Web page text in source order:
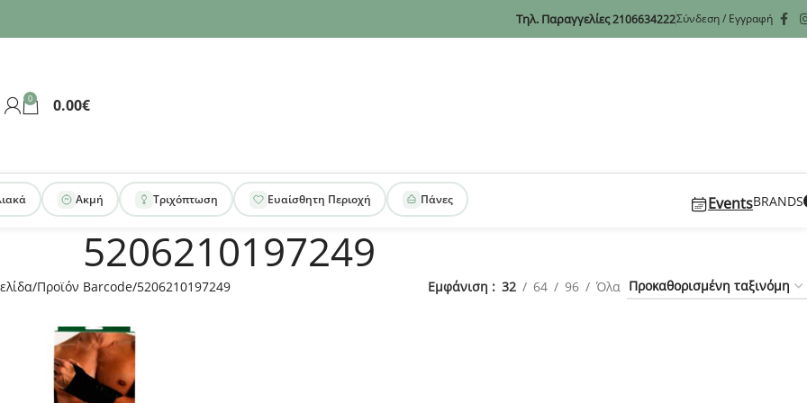
Τηλ. Παραγγελίες2106634222Σύνδεση / Εγγραφή
0 0.00€
Ακμή Τριχόπτωση Ευαίσθητη Περιοχή Πάνες EventsBRANDS
5206210197249
Προϊόν Barcode 5206210197249 Εμφάνιση 32 64 96 Όλα